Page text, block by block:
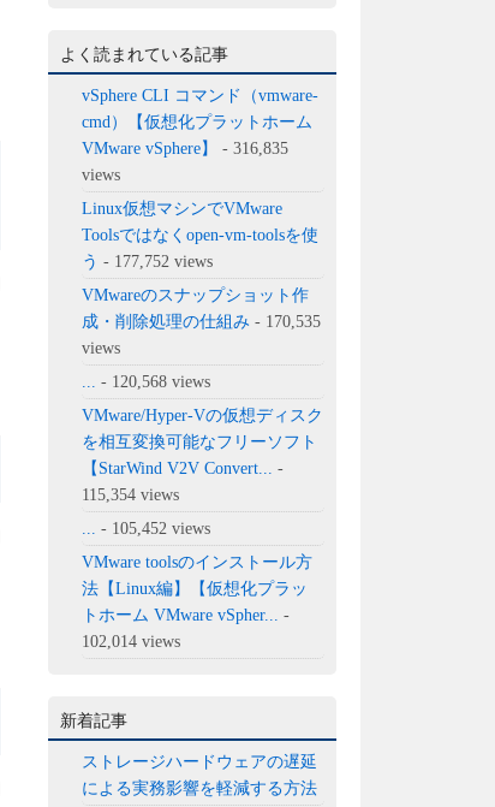
よく読まれている記事
vSphere CLI コマンド（vmware-
cmd）【仮想化プラットホーム
VMware vSphere】
- 316,835
views
Linux仮想マシンでVMware
Toolsではなくopen-vm-toolsを使
う - 177,752 views
VMwareのスナップショット作
成・削除処理の仕組み - 170,535
views
- 120,568 views
VMware/Hyper-Vの仮想ディスク
を相互変換可能なフリーソフト
【StarWind V2V Convert...
-
115,354 views
- 105,452 views
VMware toolsのインストール方
法【Linux編】【仮想化プラッ
トホーム VMware vSpher...
-
102,014 views
新着記事
ストレージハードウェアの遅延
による実務影響を軽減する方法